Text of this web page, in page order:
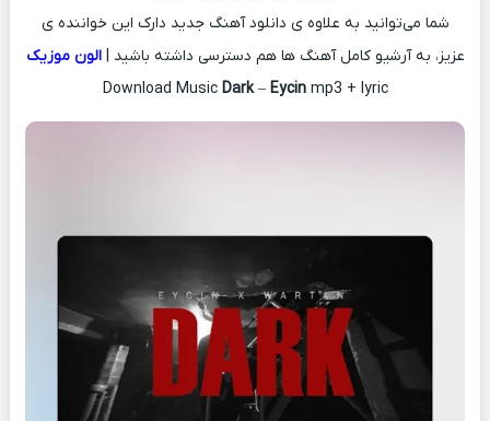
شما می‌توانید به علاوه ی دانلود آهنگ جدید دارک این خواننده ی
عزیز، به آرشیو کامل آهنگ ها هم دسترسی داشته باشید |الون موزیک
Download Music Dark– Eycinmp3 + lyric